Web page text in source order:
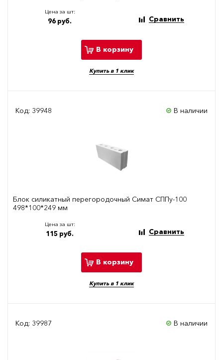
Цена за шт:
96 руб. Сравнить
В корзину
Купить в 1 клик
Код: 39948 В наличии
Блок силикатный перегородочный Симат СППу-100
498*100*249 мм
Цена за шт:
115 руб. Сравнить
В корзину
Купить в 1 клик
Код: 39987 В наличии